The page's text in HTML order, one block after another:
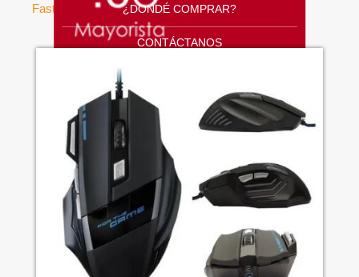
¿DONDÉ COMPRAR?
CONTÁCTANOS
CÁTALOGO
INICIO
Fastec
MOUSE ÓPTICO GAMER T6